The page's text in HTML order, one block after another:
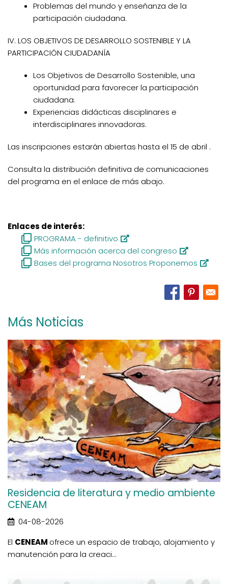
Problemas del mundo y enseñanza de la
participación ciudadana.
IV. LOS OBJETIVOS DE DESARROLLO SOSTENIBLE Y LA
PARTICIPACIÓN CIUDADANÍA
Los Objetivos de Desarrollo Sostenible, una
oportunidad para favorecer la participación
ciudadana.
Experiencias didácticas disciplinares e
interdisciplinares innovadoras.
Las inscripciones estarán abiertas hasta el 15 de abril .
Consulta la distribución definitiva de comunicaciones
del programa en el enlace de más abajo.
Enlaces de interés:
PROGRAMA - definitivo
Más información acerca del congreso
Bases del programa Nosotros Proponemos
Más Noticias
Residencia de literatura y medio ambiente
CENEAM
04-08-2026
El CENEAM ofrece un espacio de trabajo, alojamiento y
manutención para la creaci...